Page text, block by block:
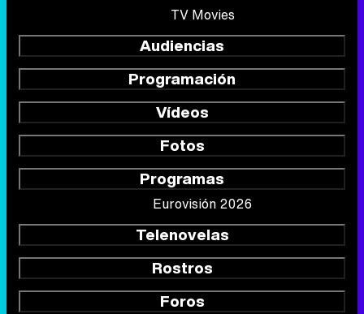
TV Movies
Audiencias
Programación
Vídeos
Fotos
Programas
Eurovisión 2026
Telenovelas
Rostros
Foros